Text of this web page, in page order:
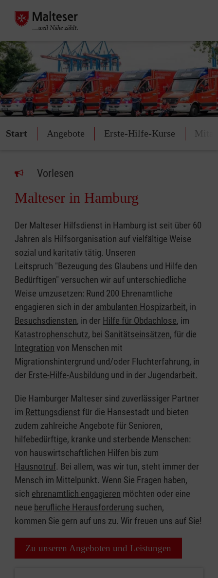
Start Angebote Erste-Hilfe-Kurse
Vorlesen
Malteser in Hamburg
Der Malteser Hilfsdienst in Hamburg ist seit über 60
Jahren als Hilfsorganisation auf vielfältige Weise
sozial und karitativ tätig. Unseren
Leitspruch "Bezeugung des Glaubens und Hilfe den
Bedürftigen" versuchen wir auf unterschiedliche
Weise umzusetzen: Rund 200 Ehrenamtliche
engagieren sich in der ambulanten Hospizarbeit, in
Besuchsdiensten, in der Hilfe für Obdachlose, im
Katastrophenschutz, bei Sanitätseinsätzen, für die
Integration von Menschen mit
Migrationshintergrund und/oder Fluchterfahrung, in
der Erste-Hilfe-Ausbildung und in der Jugendarbeit.
Die Hamburger Malteser sind zuverlässiger Partner
im Rettungsdienst für die Hansestadt und bieten
zudem zahlreiche Angebote für Senioren,
hilfebedürftige, kranke und sterbende Menschen:
von hauswirtschaftlichen Hilfen bis zum
Hausnotruf. Bei allem, was wir tun, steht immer der
Mensch im Mittelpunkt. Wenn Sie Fragen haben,
sich ehrenamtlich engagieren möchten oder eine
neue berufliche Herausforderung suchen,
kommen Sie gern auf uns zu. Wir freuen uns auf Sie!
Zu unseren Angeboten und Leistungen